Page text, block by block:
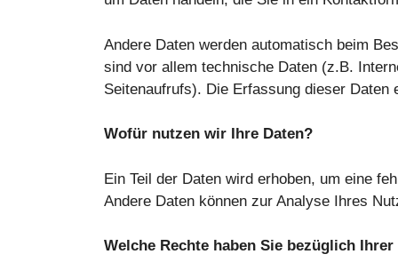
Andere Daten werden automatisch beim
sind vor allem technische Daten (z.B.
Seitenaufrufs). Die Erfassung dieser
Wofür nutzen wir Ihre Daten?
Ein Teil der Daten wird erhoben, um eine
Andere Daten können zur Analyse Ihres
Welche Rechte haben Sie bezüglich Ihrer